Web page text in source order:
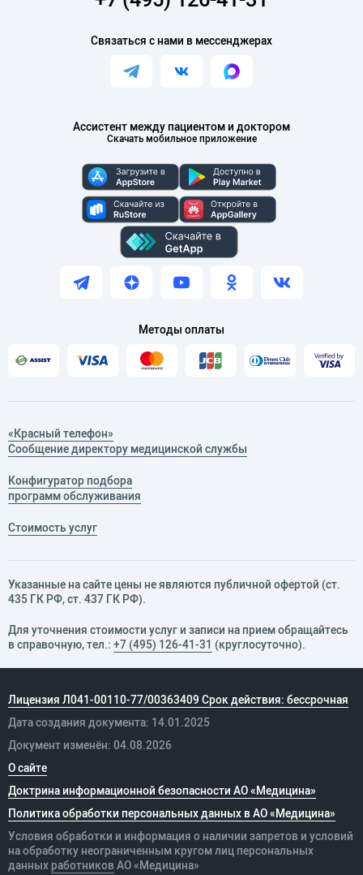
Ассистент между пациентом и доктором
Скачать мобильное приложение
Связаться с нами в мессенджерах
Методы оплаты
«Красный телефон»
Сообщение директору медицинской службы
Конфигуратор подбора
программ обслуживания
Стоимость услуг
Указанные на сайте цены не являются публичной офертой (ст.
435 ГК РФ, cт. 437 ГК РФ).
Для уточнения стоимости услуг и записи на прием обращайтесь
в справочную, тел.: +7 (495) 126-41-31 (круглосуточно).
Лицензия Л041-00110-77/00363409 Срок действия: бессрочная
Дата создания документа: 14.01.2025
Документ изменён: 04.08.2026
О сайте
Доктрина информационной безопасности АО «Медицина»
Политика обработки персональных данных в АО «Медицина»
Условия обработки и информация о наличии запретов и условий
на обработку неограниченным кругом лиц персональных
данных работников АО «Медицина»